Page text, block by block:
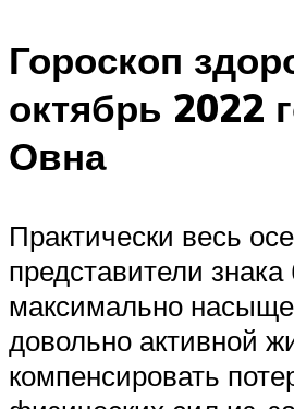
Гороскоп
октябрь 2022
Овна
Практически весь
представители знака
максимально
довольно активной
компенсировать